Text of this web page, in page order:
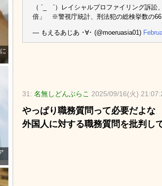
（ ´_ゝ`）レイシャルプロファイリング訴
倍」 ※警視庁統計、刑法犯の総検挙数の66
— もえるあじあ ･∀･ (@moeruasia01)
31: 名無しどんぶらこ 2025/09/16(火)
やっぱり職務質問って必要だよな
外国人に対する職務質問を批判し